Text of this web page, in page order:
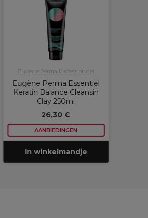
Eugène Perma Professionnel
Eugène Perma Essentiel
Keratin Balance Cleansin
Clay 250ml
26,30 €
AANBIEDINGEN
In winkelmandje